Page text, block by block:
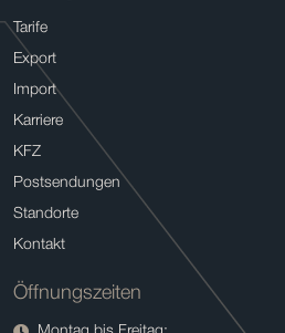
Tarife
Export
Import
Karriere
KFZ
Postsendungen
Standorte
Kontakt
Öffnungszeiten